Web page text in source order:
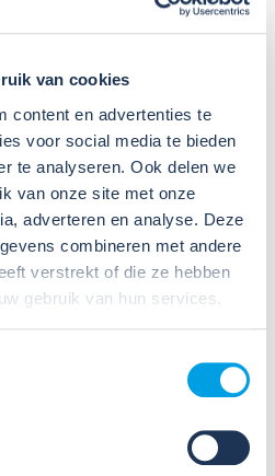
van cookies
content en advertenties te
voor social media te bieden
te analyseren. Ook delen we
van onze site met onze
adverteren en analyse. Deze
combineren met andere
verstrekt of die ze hebben
gebruik van hun services.
Daarnaast kun je ook e-
thema’s, zoals het veilig
Je kunthiermeer lezen over
van vakmensen uit de